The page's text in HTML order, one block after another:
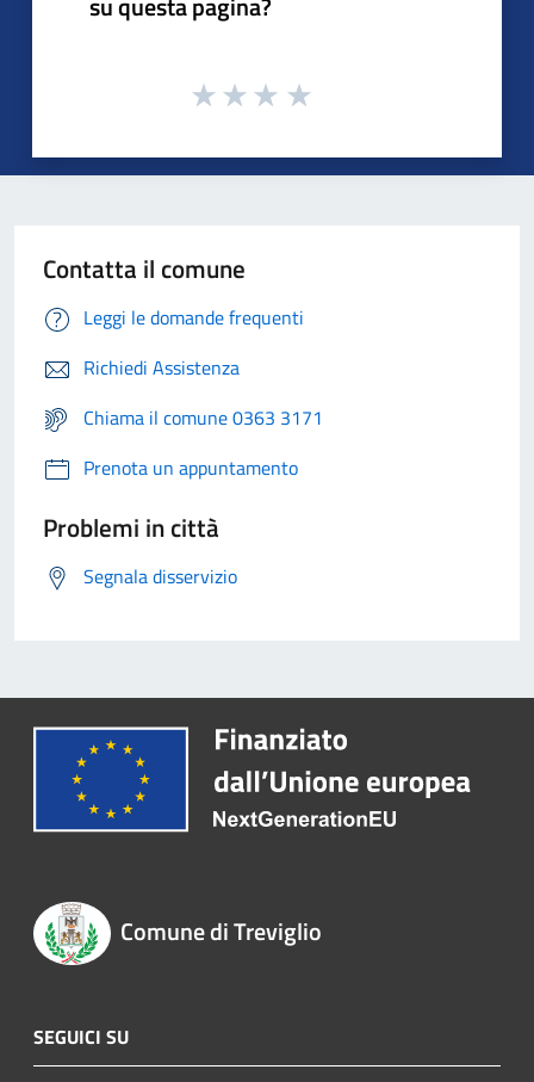
Contatta il comune
Leggi le domande frequenti
Richiedi Assistenza
Chiama il comune 0363 3171
Prenota un appuntamento
Problemi in città
Segnala disservizio
Comune di Treviglio
SEGUICI SU